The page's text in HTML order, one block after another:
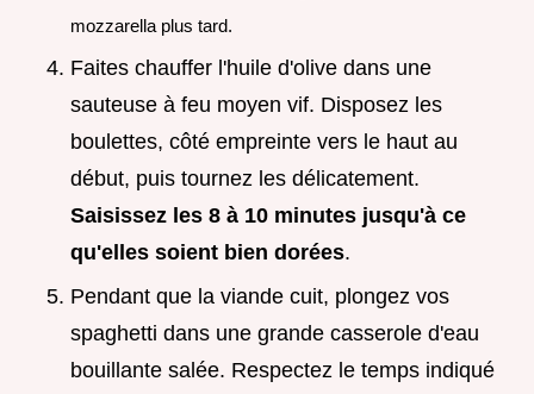
mozzarella plus tard.
Faites chauffer l'huile d'olive dans une
sauteuse à feu moyen vif. Disposez les
boulettes, côté empreinte vers le haut au
début, puis tournez les délicatement.
Saisissez les 8 à 10 minutes jusqu'à ce
qu'elles soient bien dorées.
Pendant que la viande cuit, plongez vos
spaghetti dans une grande casserole d'eau
bouillante salée. Respectez le temps indiqué